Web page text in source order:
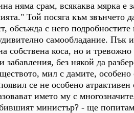
няма срам, всякаква мярка е
Той посяга към звънчето
обсъжда с него
самообладание. Пък
собствена коса, но и
без някой да
мил с дамите, особено
се не особено
името му с
министър? - ще